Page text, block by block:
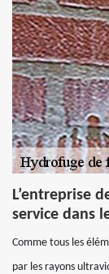
L’entreprise
service dans
Comme tous les
par les rayons